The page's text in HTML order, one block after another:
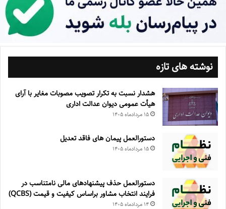
نوشته های تازه
هشدار نسبت به تکرار تصویب مصوبات مغایر با آرای
هیأت عمومی دیوان عدالت اداری
۱۵ مرداد‌ماه ۱۴۰۵
دستورالعمل پیمان های فاقد تعدیل
۱۵ مرداد‌ماه ۱۴۰۵
دستورالعمل حذف پيشنهادهای مالی نامتناسب در
فرايند انتخاب مشاور براساس كيفيت و قيمت (QCBS)
۱۴ مرداد‌ماه ۱۴۰۵